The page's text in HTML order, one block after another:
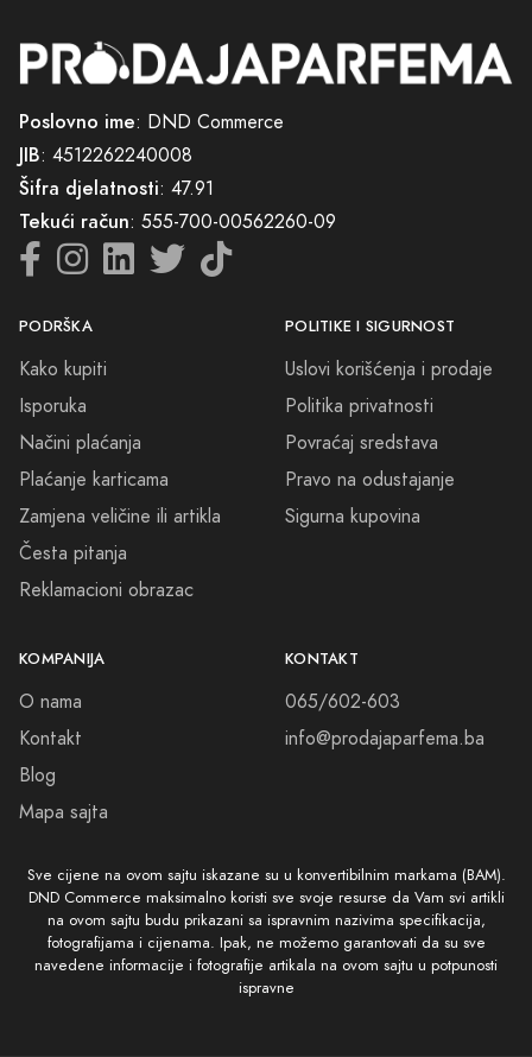
Poslovno ime: DND Commerce
JIB: 4512262240008
Šifra djelatnosti: 47.91
Tekući račun: 555-700-00562260-09
PODRŠKA
Kako kupiti
Isporuka
Načini plaćanja
Plaćanje karticama
Zamjena veličine ili artikla
Česta pitanja
Reklamacioni obrazac
POLITIKE I SIGURNOST
Uslovi korišćenja i prodaje
Politika privatnosti
Povraćaj sredstava
Pravo na odustajanje
Sigurna kupovina
KOMPANIJA
O nama
Kontakt
Blog
Mapa sajta
KONTAKT
065/602-603
info@prodajaparfema.ba
Sve cijene na ovom sajtu iskazane su u konvertibilnim markama (BAM).
DND Commerce maksimalno koristi sve svoje resurse da Vam svi artikli
na ovom sajtu budu prikazani sa ispravnim nazivima specifikacija,
fotografijama i cijenama. Ipak, ne možemo garantovati da su sve
navedene informacije i fotografije artikala na ovom sajtu u potpunosti
ispravne